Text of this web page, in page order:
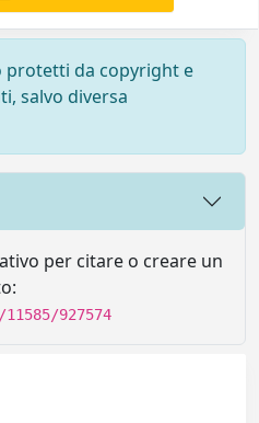
protetti da copyright e
salvo diversa
per citare o creare un
927574